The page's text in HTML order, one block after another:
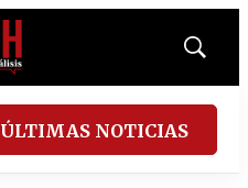
Mostrar
ÚLTIMAS NOTICIAS